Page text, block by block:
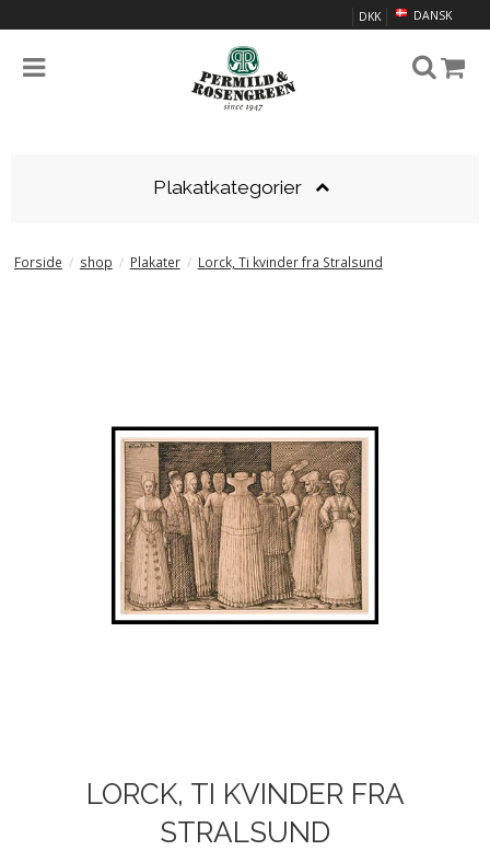
DANSK
DKK
Plakatkategorier
Forside / shop / Plakater / Lorck, Ti kvinder fra Stralsund
LORCK, TI KVINDER FRA
STRALSUND